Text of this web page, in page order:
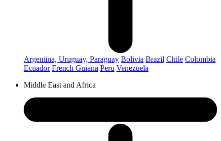
Argentina, Uruguay, Paraguay Bolivia Brazil Chile Colombia
Ecuador French Guiana Peru Venezuela
Middle East and Africa